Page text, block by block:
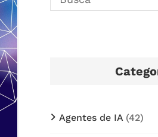
Agentes de IA(42)